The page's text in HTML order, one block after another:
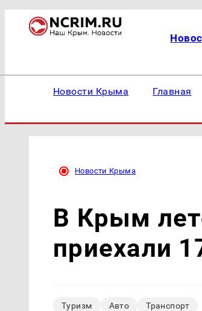
Новости Крыма Главная
Новости Крыма
В Крым
приехали
Туризм Авто Транспорт